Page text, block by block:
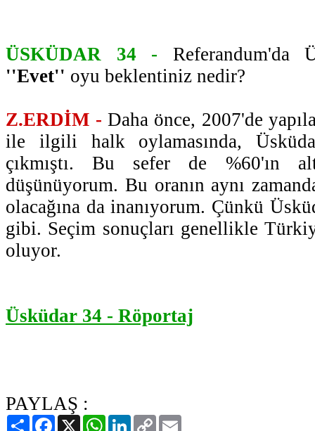
ÜSKÜDAR 34 - Referandum'da
''Evet'' oyu beklentiniz nedir?
Z.ERDİM - Daha önce, 2007'de
ile ilgili halk oylamasında,
çıkmıştı. Bu sefer de %60'ın
düşünüyorum. Bu oranın aynı
olacağına da inanıyorum. Çünkü
gibi. Seçim sonuçları genellikle
oluyor.
Üsküdar 34 - Röportaj
PAYLAŞ :
PaylaşFacebook
X WhatsAppLinkedIn
Copy